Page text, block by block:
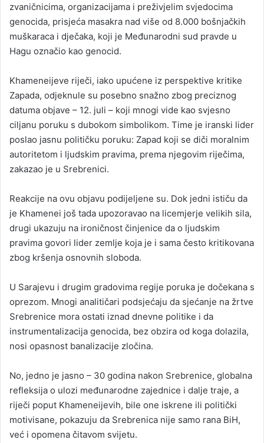
zvaničnicima, organizacijama i preživjelim svjedocima
genocida, prisjeća masakra nad više od 8.000 bošnjačkih
muškaraca i dječaka, koji je Međunarodni sud pravde u
Hagu označio kao genocid.
Khameneijeve riječi, iako upućene iz perspektive kritike
Zapada, odjeknule su posebno snažno zbog preciznog
datuma objave – 12. juli – koji mnogi vide kao svjesno
ciljanu poruku s dubokom simbolikom. Time je iranski lider
poslao jasnu političku poruku: Zapad koji se diči moralnim
autoritetom i ljudskim pravima, prema njegovim riječima,
zakazao je u Srebrenici.
Reakcije na ovu objavu podijeljene su. Dok jedni ističu da
je Khamenei još tada upozoravao na licemjerje velikih sila,
drugi ukazuju na ironičnost činjenice da o ljudskim
pravima govori lider zemlje koja je i sama često kritikovana
zbog kršenja osnovnih sloboda.
U Sarajevu i drugim gradovima regije poruka je dočekana s
oprezom. Mnogi analitičari podsjećaju da sjećanje na žrtve
Srebrenice mora ostati iznad dnevne politike i da
instrumentalizacija genocida, bez obzira od koga dolazila,
nosi opasnost banalizacije zločina.
No, jedno je jasno – 30 godina nakon Srebrenice, globalna
refleksija o ulozi međunarodne zajednice i dalje traje, a
riječi poput Khameneijevih, bile one iskrene ili politički
motivisane, pokazuju da Srebrenica nije samo rana BiH,
već i opomena čitavom svijetu.